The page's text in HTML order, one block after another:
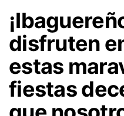
disfruten
estas
fiestas